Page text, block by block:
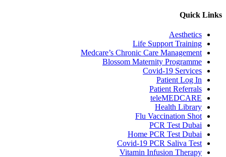
Quick Links
Aesthetics
Life Support Training
Medcare’s Chronic Care Management
Blossom Maternity Programme
Covid-19 Services
Patient Log In
Patient Referrals
teleMEDCARE
Health Library
Flu Vaccination Shot
PCR Test Dubai
Home PCR Test Dubai
Covid-19 PCR Saliva Test
Vitamin Infusion Therapy